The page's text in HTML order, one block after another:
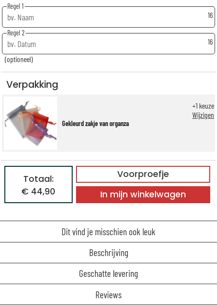
Regel 1
16
Regel 2
16
(optioneel)
Verpakking
Gekleurd zakje van organza
+1 keuze
Wijzigen
Voorproefje
Totaal:
€ 44,90
In mijn winkelwagen
Dit vind je misschien ook leuk
Beschrijving
Geschatte levering
Reviews